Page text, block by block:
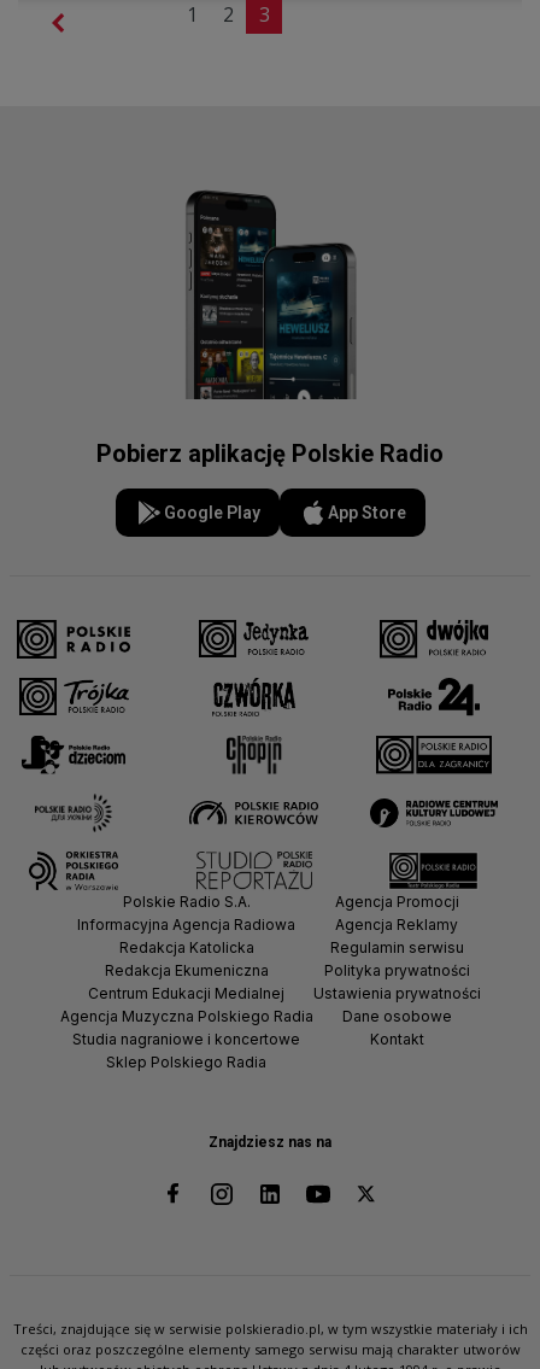
1 2 3
Pobierz aplikację Polskie Radio
Google Play App Store
Znajdziesz nas na
Polskie Radio S.A.
Informacyjna Agencja Radiowa
Redakcja Katolicka
Redakcja Ekumeniczna
Centrum Edukacji Medialnej
Agencja Muzyczna Polskiego Radia
Studia nagraniowe i koncertowe
Sklep Polskiego Radia
Agencja Promocji
Agencja Reklamy
Regulamin serwisu
Polityka prywatności
Ustawienia prywatności
Dane osobowe
Kontakt
Treści, znajdujące się w serwisie polskieradio.pl, w tym wszystkie materiały i ich
części oraz poszczególne elementy samego serwisu mają charakter utworów